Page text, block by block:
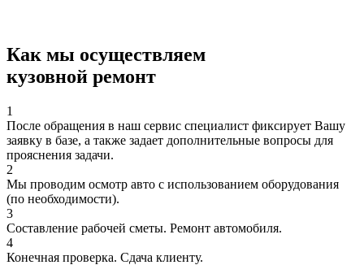
Как мы осуществляем
кузовной ремонт
1
После обращения в наш сервис специалист фиксирует Вашу
заявку в базе, а также задает дополнительные вопросы для
прояснения задачи.
2
Мы проводим осмотр авто с использованием оборудования
(по необходимости).
3
Составление рабочей сметы. Ремонт автомобиля.
4
Конечная проверка. Сдача клиенту.